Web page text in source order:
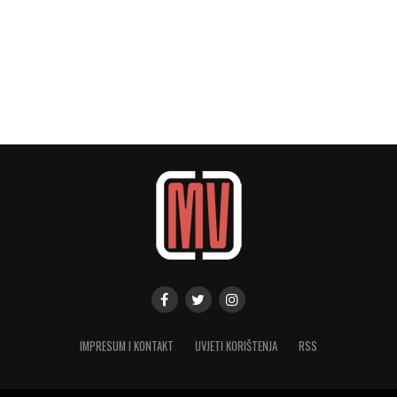
IMPRESUM I KONTAKT UVJETI KORIŠTENJA RSS